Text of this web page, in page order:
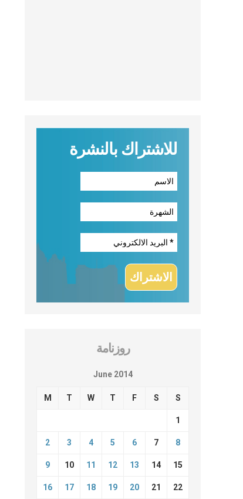
للاشتراك بالنشرة
روزنامة
June 2014
M T W T F S S
1
2 3 4 5 6 7 8
9 10 11 12 13 14 15
16 17 18 19 20 21 22